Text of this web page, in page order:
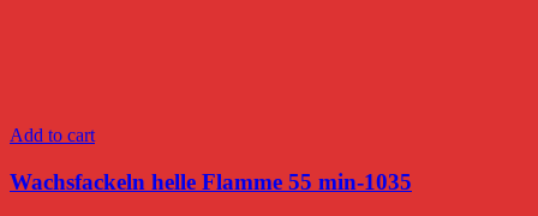
Add to cart
Wachsfackeln helle Flamme 55 min-1035